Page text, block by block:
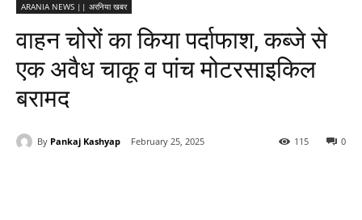
ARANIA NEWS || अरनिया खबर
वाहन चोरों का किया पर्दाफाश, कब्जे से
एक अवैध चाकू व पांच मोटरसाइकिल
बरामद
By Pankaj Kashyap February 25, 2025 0
115